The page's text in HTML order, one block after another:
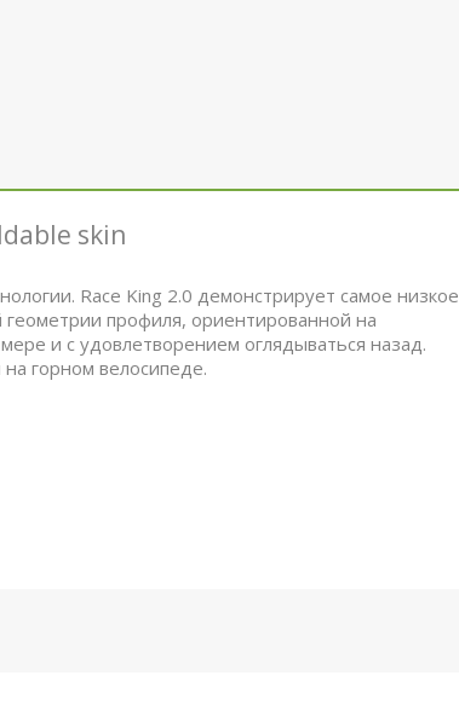
skin
Race King 2.0 демонстрирует самое низкое
профиля, ориентированной на
и с удовлетворением оглядываться назад.
горном велосипеде.